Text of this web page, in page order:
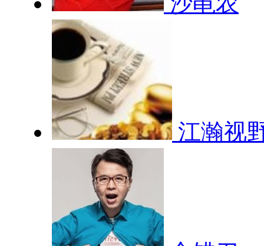
江瀚视